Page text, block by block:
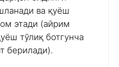
ва қуёш
этади (айрим
тўлиқ ботгунча
берилади).